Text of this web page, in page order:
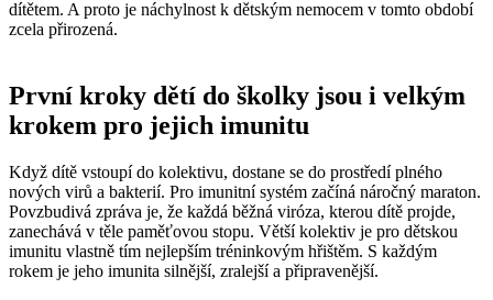
dítětem. A proto je náchylnost k dětským nemocem v tomto období
zcela přirozená.
První kroky dětí do školky jsou i velkým
krokem pro jejich imunitu
Když dítě vstoupí do kolektivu, dostane se do prostředí plného
nových virů a bakterií. Pro imunitní systém začíná náročný maraton.
Povzbudivá zpráva je, že každá běžná viróza, kterou dítě projde,
zanechává v těle paměťovou stopu. Větší kolektiv je pro dětskou
imunitu vlastně tím nejlepším tréninkovým hřištěm. S každým
rokem je jeho imunita silnější, zralejší a připravenější.